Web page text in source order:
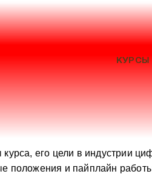
КУРСЫ
его цели в индустрии
положения и пайплайн